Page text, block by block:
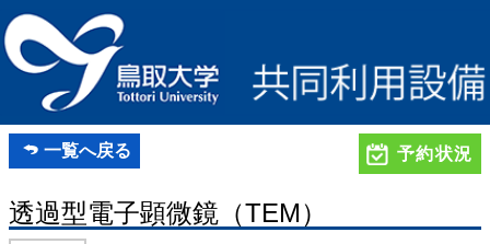
一覧へ戻る 予約状況
透過型電子顕微鏡（TEM）